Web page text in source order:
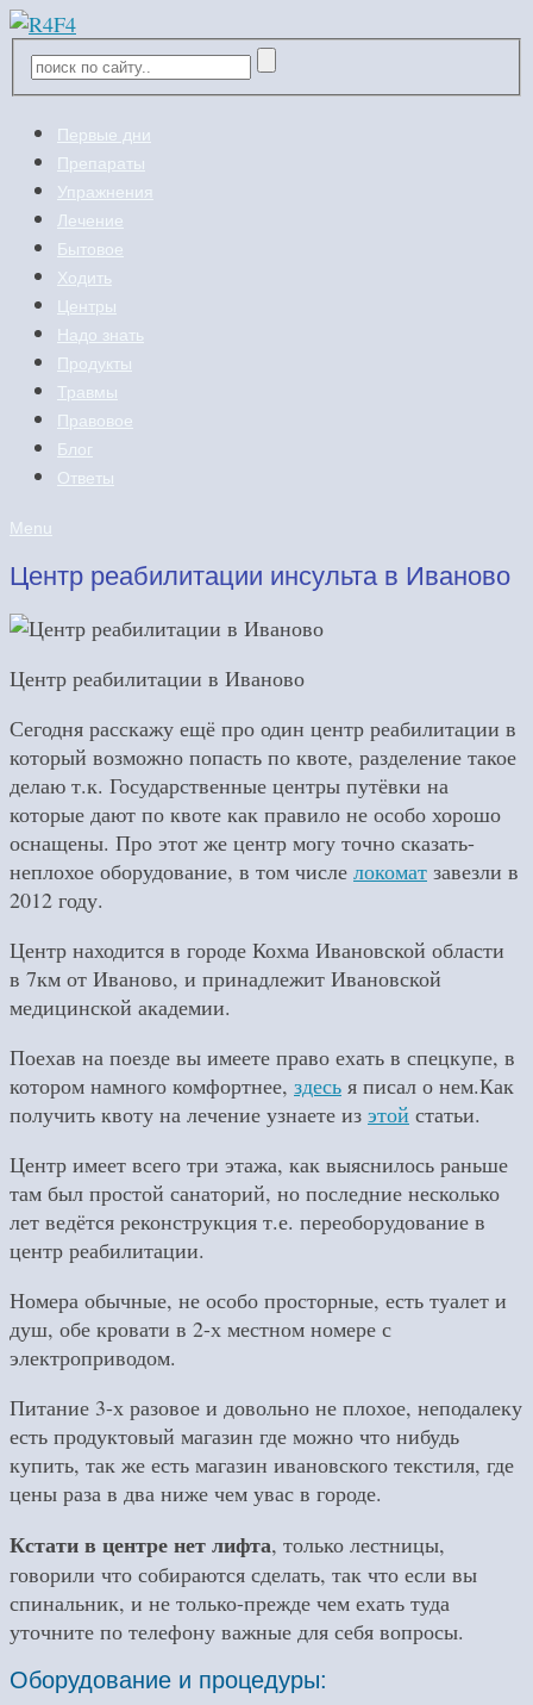
Первые дни
Препараты
Упражнения
Лечение
Бытовое
Ходить
Центры
Надо знать
Продукты
Травмы
Правовое
Блог
Ответы
Menu
Центр реабилитации инсульта в Иваново
Центр реабилитации в Иваново
Сегодня расскажу ещё про один центр реабилитации в
который возможно попасть по квоте, разделение такое
делаю т.к. Государственные центры путёвки на
которые дают по квоте как правило не особо хорошо
оснащены. Про этот же центр могу точно сказать-
неплохое оборудование, в том числе локомат завезли в
2012 году.
Центр находится в городе Кохма Ивановской области
в 7км от Иваново, и принадлежит Ивановской
медицинской академии.
Поехав на поезде вы имеете право ехать в спецкупе, в
котором намного комфортнее, здесь я писал о нем.Как
получить квоту на лечение узнаете из этой статьи.
Центр имеет всего три этажа, как выяснилось раньше
там был простой санаторий, но последние несколько
лет ведётся реконструкция т.е. переоборудование в
центр реабилитации.
Номера обычные, не особо просторные, есть туалет и
душ, обе кровати в 2-х местном номере с
электроприводом.
Питание 3-х разовое и довольно не плохое, неподалеку
есть продуктовый магазин где можно что нибудь
купить, так же есть магазин ивановского текстиля, где
цены раза в два ниже чем увас в городе.
Кстати в центре нет лифта, только лестницы,
говорили что собираются сделать, так что если вы
спинальник, и не только-прежде чем ехать туда
уточните по телефону важные для себя вопросы.
Оборудование и процедуры: